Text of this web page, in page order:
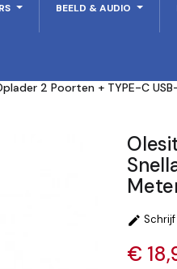
BEELD & AUDIO
2 Poorten + TYPE-C

€